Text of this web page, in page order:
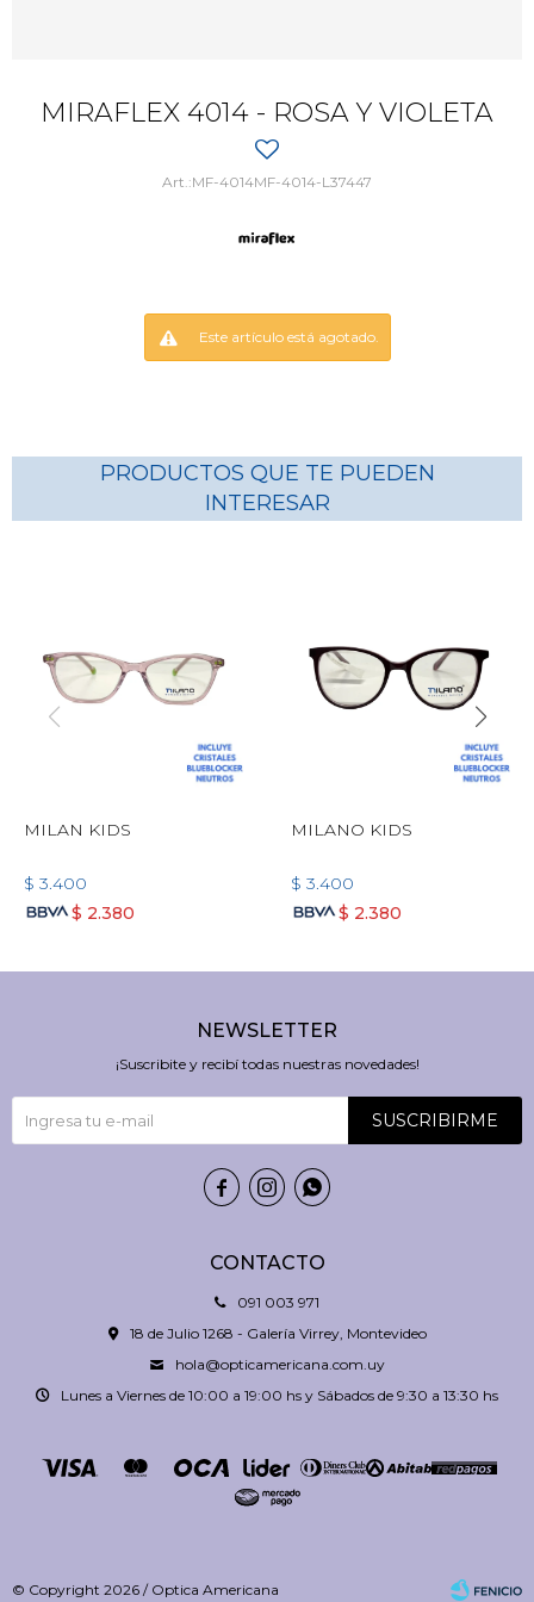
MIRAFLEX 4014 - ROSA Y VIOLETA
MF-4014MF-4014-L37447
Este artículo está agotado.
PRODUCTOS QUE TE PUEDEN
INTERESAR
MILAN KIDS
$ 3.400
$ 2.380
MILANO KIDS
$ 3.400
$ 2.380
CONTACTO
091 003 971
18 de Julio 1268 - Galería Virrey, Montevideo
hola@opticamericana.com.uy
Lunes a Viernes de 10:00 a 19:00 hs y Sábados de 9:30 a 13:30 hs
NEWSLETTER
¡Suscribite y recibí todas nuestras novedades!
SUSCRIBIRME
  
© Copyright 2026 / Optica Americana